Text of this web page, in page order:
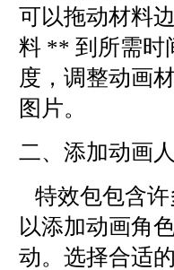
可以拖动材料
料 ** 到所需时
度，调整动画
图片。
二、添加动画
特效包包含许
以添加动画角
动。选择合适